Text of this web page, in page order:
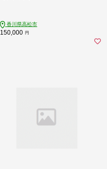
香川県高松市
150,000 円